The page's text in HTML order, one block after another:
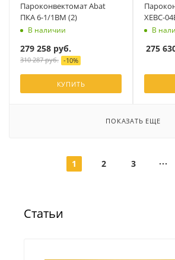
Пароконвектомат Abat
ПКА 6-1/1ВМ (2)
В наличии
279 258 руб.
310 287руб. -10%
КУПИТЬ
XEBC-
В
275
ПОКАЗАТЬ ЕЩЕ
1 2 3
Статьи